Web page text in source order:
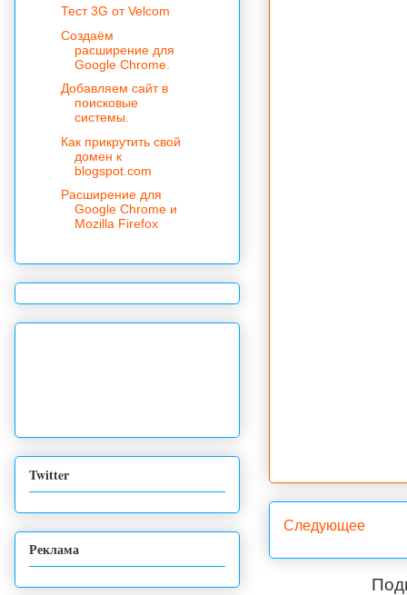
Следующее
Тест 3G от Velcom
Создаём
расширение для
Google Chrome.
Добавляем сайт в
поисковые
системы.
Как прикрутить свой
домен к
blogspot.com
Расширение для
Google Chrome и
Mozilla Firefox
Twitter
Реклама